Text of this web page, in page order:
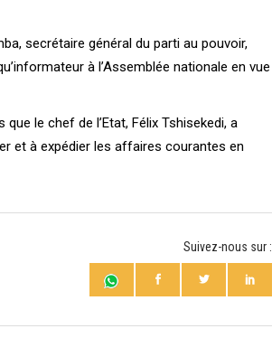
secrétaire général du parti au pouvoir,
à l’Assemblée nationale en vue
le chef de l’Etat, Félix Tshisekedi, a
et à expédier les affaires courantes en
Suivez-nous sur :